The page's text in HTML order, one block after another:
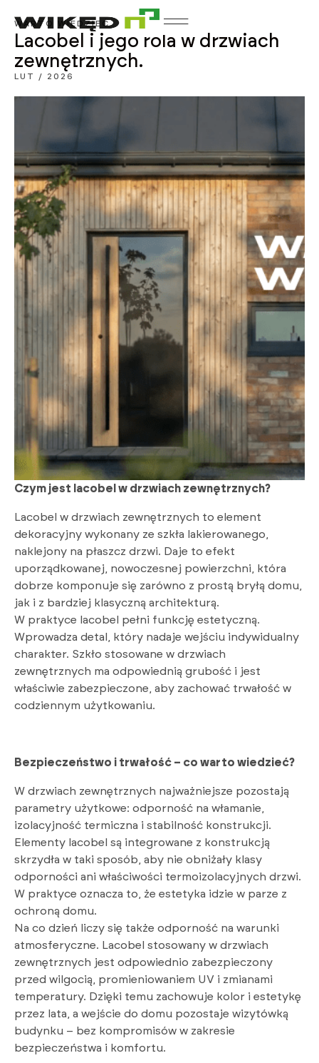
WARTO WIEDZIEĆ
Lacobel i jego rola w drzwiach
zewnętrznych.
LUT / 2026
Czym jest lacobel w drzwiach zewnętrznych?
Lacobel w drzwiach zewnętrznych to element
dekoracyjny wykonany ze szkła lakierowanego,
naklejony na płaszcz drzwi. Daje to efekt
uporządkowanej, nowoczesnej powierzchni, która
dobrze komponuje się zarówno z prostą bryłą domu,
jak i z bardziej klasyczną architekturą.
W praktyce lacobel pełni funkcję estetyczną.
Wprowadza detal, który nadaje wejściu indywidualny
charakter. Szkło stosowane w drzwiach
zewnętrznych ma odpowiednią grubość i jest
właściwie zabezpieczone, aby zachować trwałość w
codziennym użytkowaniu.
Bezpieczeństwo i trwałość – co warto wiedzieć?
W drzwiach zewnętrznych najważniejsze pozostają
parametry użytkowe: odporność na włamanie,
izolacyjność termiczna i stabilność konstrukcji.
Elementy lacobel są integrowane z konstrukcją
skrzydła w taki sposób, aby nie obniżały klasy
odporności ani właściwości termoizolacyjnych drzwi.
W praktyce oznacza to, że estetyka idzie w parze z
ochroną domu.
Na co dzień liczy się także odporność na warunki
atmosferyczne. Lacobel stosowany w drzwiach
zewnętrznych jest odpowiednio zabezpieczony
przed wilgocią, promieniowaniem UV i zmianami
temperatury. Dzięki temu zachowuje kolor i estetykę
przez lata, a wejście do domu pozostaje wizytówką
budynku – bez kompromisów w zakresie
bezpieczeństwa i komfortu.